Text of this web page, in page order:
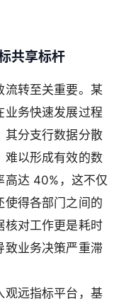
共享标杆
流转至关重要。某
业务快速发展过程
其分支行数据分散
难以形成有效的数
高达 40%，这不仅
使得各部门之间的
核对工作更是耗时
致业务决策严重滞
观远指标平台，基